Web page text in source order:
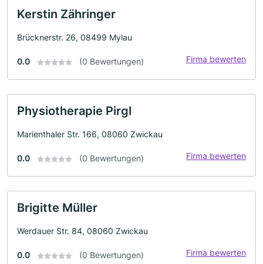
Kerstin Zähringer
Brücknerstr. 26, 08499 Mylau
0.0 (0 Bewertungen) Firma bewerten
Physiotherapie Pirgl
Marienthaler Str. 166, 08060 Zwickau
0.0 (0 Bewertungen) Firma bewerten
Brigitte Müller
Werdauer Str. 84, 08060 Zwickau
0.0 (0 Bewertungen) Firma bewerten